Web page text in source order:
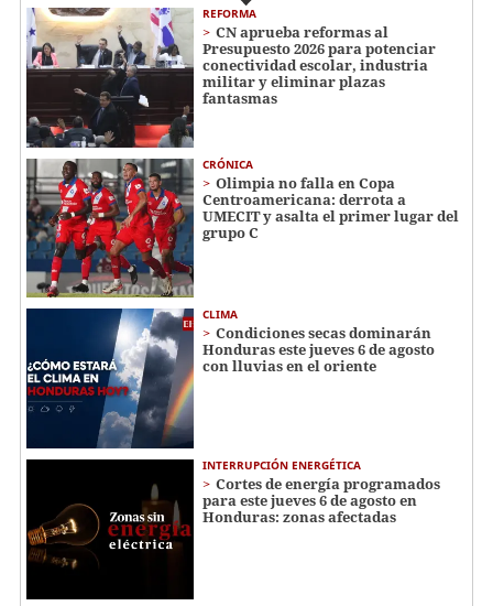
REFORMA
CN aprueba reformas al
Presupuesto 2026 para potenciar
conectividad escolar, industria
militar y eliminar plazas
fantasmas
CRÓNICA
Olimpia no falla en Copa
Centroamericana: derrota a
UMECIT y asalta el primer lugar del
grupo C
CLIMA
Condiciones secas dominarán
Honduras este jueves 6 de agosto
con lluvias en el oriente
INTERRUPCIÓN ENERGÉTICA
Cortes de energía programados
para este jueves 6 de agosto en
Honduras: zonas afectadas